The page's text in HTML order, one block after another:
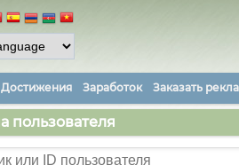
Достижения Заработок Заказать
пользователя